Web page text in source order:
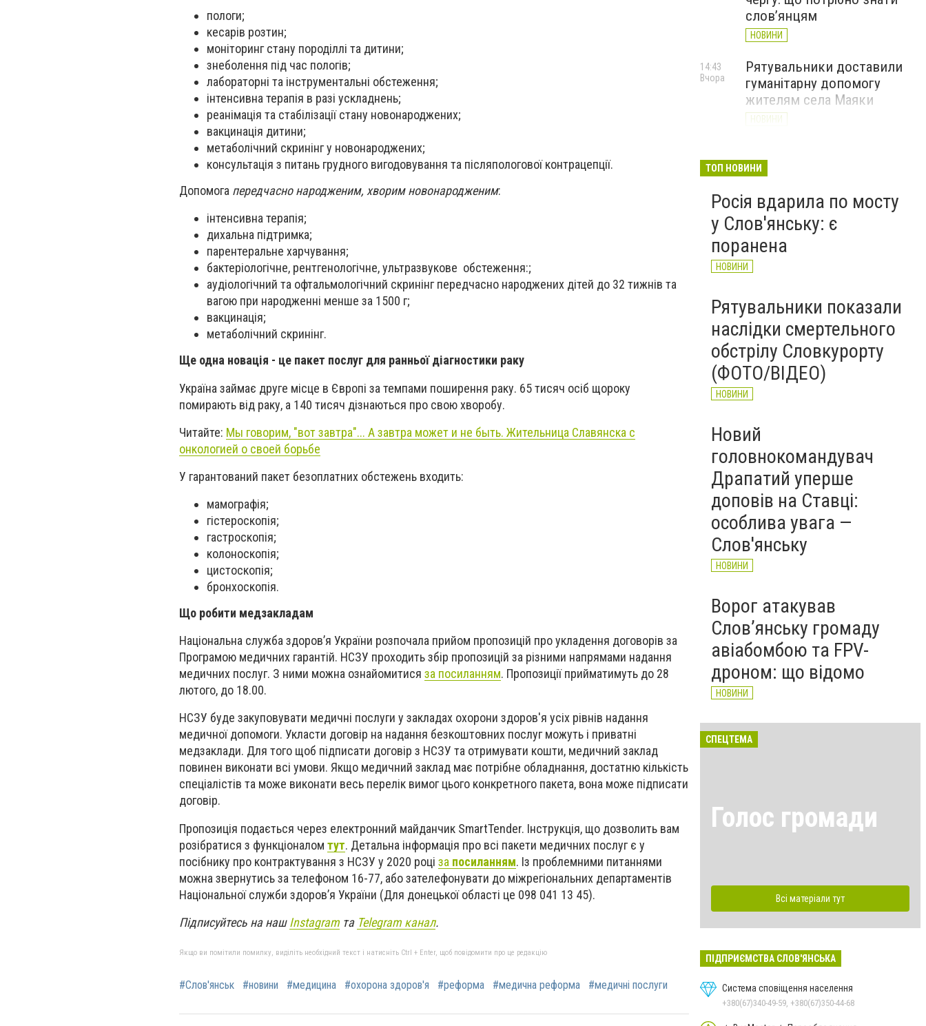
пологи;
кесарів розтин;
моніторинг стану породіллі та дитини;
знеболення під час пологів;
лабораторні та інструментальні обстеження;
інтенсивна терапія в разі ускладнень;
реанімація та стабілізації стану новонароджених;
вакцинація дитини;
метаболічний скринінг у новонароджених;
консультація з питань грудного вигодовування та післяпологової контрацепції.
Допомога передчасно народженим, хворим новонародженим:
інтенсивна терапія;
дихальна підтримка;
парентеральне харчування;
бактеріологічне, рентгенологічне, ультразвукове обстеження:;
аудіологічний та офтальмологічний скринінг передчасно народжених дітей до 32 тижнів та
вагою при народженні менше за 1500 г;
вакцинація;
метаболічний скринінг.
Ще одна новація - це пакет послуг для ранньої діагностики раку
Україна займає друге місце в Європі за темпами поширення раку. 65 тисяч осіб щороку
помирають від раку, а 140 тисяч дізнаються про свою хворобу.
Читайте: Мы говорим, "вот завтра"... А завтра может и не быть. Жительница Славянска с
онкологией о своей борьбе
У гарантований пакет безоплатних обстежень входить:
мамографія;
гістероскопія;
гастроскопія;
колоноскопія;
цистоскопія;
бронхоскопія.
Що робити медзакладам
Національна служба здоров’я України розпочала прийом пропозицій про укладення договорів за
Програмою медичних гарантій. НСЗУ проходить збір пропозицій за різними напрямами надання
медичних послуг. З ними можна ознайомитися за посиланням. Пропозиції прийматимуть до 28
лютого, до 18.00.
НСЗУ буде закуповувати медичні послуги у закладах охорони здоров'я усіх рівнів надання
медичної допомоги. Укласти договір на надання безкоштовних послуг можуть і приватні
медзаклади. Для того щоб підписати договір з НСЗУ та отримувати кошти, медичний заклад
повинен виконати всі умови. Якщо медичний заклад має потрібне обладнання, достатню кількість
спеціалістів та може виконати весь перелік вимог цього конкретного пакета, вона може підписати
договір.
Пропозиція подається через електронний майданчик SmartTender. Інструкція, що дозволить вам
розібратися з функціоналом тут. Детальна інформація про всі пакети медичних послуг є у
посібнику про контрактування з НСЗУ у 2020 році за посиланням. Із проблемними питаннями
можна звернутись за телефоном 16-77, або зателефонувати до міжрегіональних департаментів
Національної служби здоров’я України (Для донецької області це 098 041 13 45).
Підписуйтесь на нашInstagram та Telegram канал.
Якщо ви помітили помилку, виділіть необхідний текст і натисніть Ctrl + Enter, щоб повідомити про це редакцію
#Слов'янськ #новини #медицина #охорона здоров'я #реформа #медична реформа #медичні послуги
слов’янцям
НОВИНИ
Рятувальники доставили
гуманітарну допомогу
жителям села Маяки
НОВИНИ
14:43
Вчора
онлайн-акція до Дня молоді
Вчора
ТОП НОВИНИ
Росія вдарила по мосту
у Слов'янську: є
поранена
НОВИНИ
Рятувальники показали
наслідки смертельного
обстрілу Словкурорту
(ФОТО/ВІДЕО)
НОВИНИ
Новий
головнокомандувач
Драпатий уперше
доповів на Ставці:
особлива увага —
Слов'янську
НОВИНИ
Ворог атакував
Слов’янську громаду
авіабомбою та FPV-
дроном: що відомо
НОВИНИ
СПЕЦТЕМА
Голос громади
Всі матеріали тут
ПІДПРИЄМСТВА СЛОВ'ЯНСЬКА
Система сповіщення населення
+380(67)340-49-59, +380(67)350-44-68